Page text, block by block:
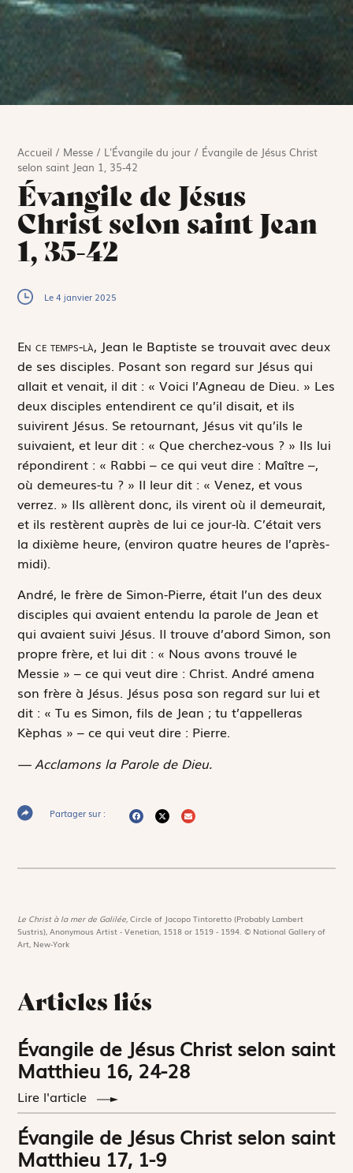
Accueil / Messe / L'Évangile du jour / Évangile de Jésus Christ
selon saint Jean 1, 35-42
Évangile de Jésus
Christ selon saint Jean
1, 35-42
Le 4 janvier 2025
En ce temps-là, Jean le Baptiste se trouvait avec deux
de ses disciples. Posant son regard sur Jésus qui
allait et venait, il dit : « Voici l’Agneau de Dieu. » Les
deux disciples entendirent ce qu’il disait, et ils
suivirent Jésus. Se retournant, Jésus vit qu’ils le
suivaient, et leur dit : « Que cherchez-vous ? » Ils lui
répondirent : « Rabbi – ce qui veut dire : Maître –,
où demeures-tu ? » Il leur dit : « Venez, et vous
verrez. » Ils allèrent donc, ils virent où il demeurait,
et ils restèrent auprès de lui ce jour-là. C’était vers
la dixième heure, (environ quatre heures de l’après-
midi).
André, le frère de Simon-Pierre, était l’un des deux
disciples qui avaient entendu la parole de Jean et
qui avaient suivi Jésus. Il trouve d’abord Simon, son
propre frère, et lui dit : « Nous avons trouvé le
Messie » – ce qui veut dire : Christ. André amena
son frère à Jésus. Jésus posa son regard sur lui et
dit : « Tu es Simon, fils de Jean ; tu t’appelleras
Kèphas » – ce qui veut dire : Pierre.
— Acclamons la Parole de Dieu.
Partager sur :
Le Christ à la mer de Galilée,Circle of Jacopo Tintoretto (Probably Lambert
Sustris), Anonymous Artist - Venetian, 1518 or 1519 - 1594. © National Gallery of
Art, New-York
Articles liés
Évangile de Jésus Christ selon saint
Matthieu 16, 24-28
Lire l'article
Évangile de Jésus Christ selon saint
Matthieu 17, 1-9